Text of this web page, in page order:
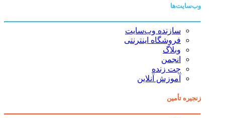
وب‌سایت‌ها
سازنده وب‌سایت
فروشگاه اینترنتی
وبلاگ
انجمن
چت زنده
آموزش آنلاین
زنجیره تأمین